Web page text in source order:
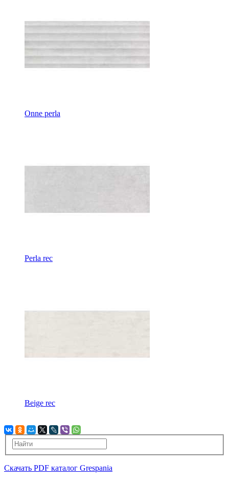
Onne perla
Perla rec
Beige rec
Скачать PDF каталог Grespania